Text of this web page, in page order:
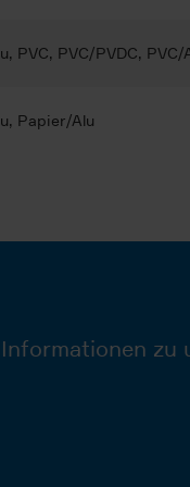
PVC, PVC/PVDC, PVC/
Papier/Alu